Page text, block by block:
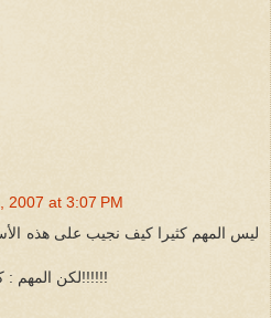
2007 at 3:07 PM
ليس المهم كثيرا كيف نجيب على هذه
لكن المهم : كيف نلتزم بالاجابة عليها ؟!!!!!!